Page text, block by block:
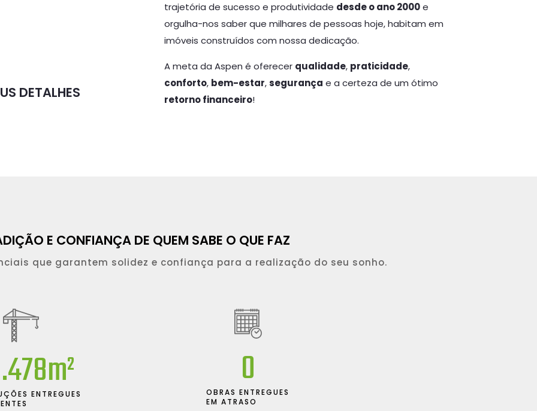
DETALHES
trajetória de sucesso e produtividade desde o ano 2000e
orgulha-nos saber que milhares de pessoas hoje, habitam em
imóveis construídos com nossa dedicação.
A meta da Aspen é oferecer qualidade, praticidade,
conforto, bem-estar,segurança e a certeza de um ótimo
retorno financeiro!
E CONFIANÇA DE QUEM SABE O QUE FAZ
que garantem solidez e confiança para a realização do seu sonho.
ENTREGUES
m²
OBRAS ENTREGUES
EM ATRASO
0